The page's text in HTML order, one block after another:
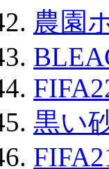
農園
黒い